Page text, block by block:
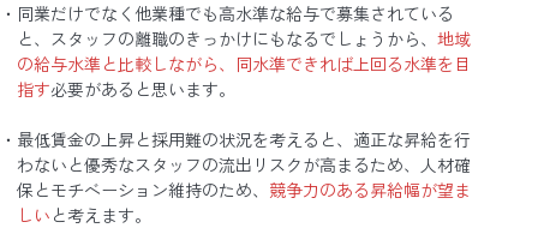
同業だけでなく他業種でも高水準な給与で募集されている
と、スタッフの離職のきっかけにもなるでしょうから、 地域
の給与水準と比較しながら、同水準できれば上回る水準を目
指す必要があると思います。
最低賃金の上昇と採用難の状況を考えると、適正な昇給を行
わないと優秀なスタッフの流出リスクが高まるため、人材確
保とモチベーション維持のため、 競争力のある昇給幅が望ま
しい と考えます。